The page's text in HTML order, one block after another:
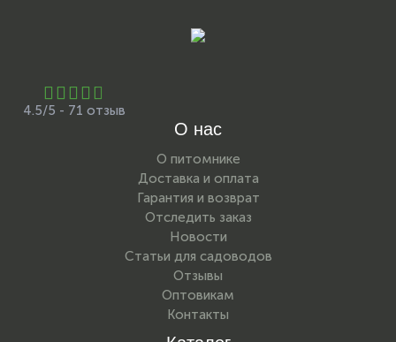
4.5/5 - 71 отзыв
О нас
О питомнике
Доставка и оплата
Гарантия и возврат
Отследить заказ
Новости
Статьи для садоводов
Отзывы
Оптовикам
Контакты